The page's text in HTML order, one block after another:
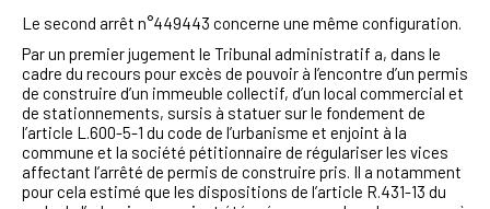
Le second arrêt n°449443 concerne une même configuration.
Par un premier jugement le Tribunal administratif a, dans le
cadre du recours pour excès de pouvoir à l’encontre d’un permis
de construire d’un immeuble collectif, d’un local commercial et
de stationnements, sursis à statuer sur le fondement de
l’article L.600-5-1 du code de l’urbanisme et enjoint à la
commune et la société pétitionnaire de régulariser les vices
affectant l’arrêté de permis de construire pris. Il a notamment
pour cela estimé que les dispositions de l’article R.431-13 du